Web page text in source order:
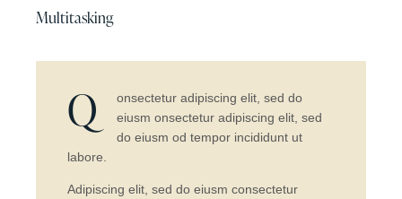
Multitasking
Q
onsectetur adipiscing elit, sed do
eiusm onsectetur adipiscing elit, sed
do eiusm od tempor incididunt ut
labore.
Adipiscing elit, sed do eiusm consectetur